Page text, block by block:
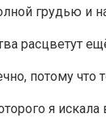
грудью
расцветут
потому
я